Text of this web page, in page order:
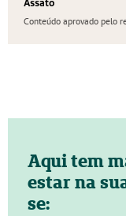
Conteúdo aprovado pelo
Aqui tem
estar na
se: